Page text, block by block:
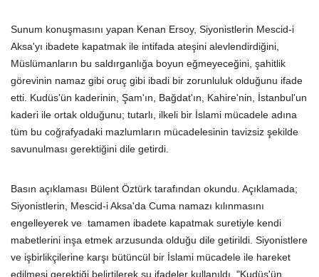
Sunum konuşmasını yapan Kenan Ersoy, Siyonistlerin Mescid-i
Aksa'yı ibadete kapatmak ile intifada ateşini alevlendirdiğini,
Müslümanların bu saldırganlığa boyun eğmeyeceğini, şahitlik
görevinin namaz gibi oruç gibi ibadi bir zorunluluk olduğunu ifade
etti. Kudüs'ün kaderinin, Şam'ın, Bağdat'ın, Kahire'nin, İstanbul'un
kaderi ile ortak olduğunu; tutarlı, ilkeli bir İslami mücadele adına
tüm bu coğrafyadaki mazlumların mücadelesinin tavizsiz şekilde
savunulması gerektiğini dile getirdi.
Basın açıklaması Bülent Öztürk tarafından okundu. Açıklamada;
Siyonistlerin, Mescid-i Aksa'da Cuma namazı kılınmasını
engelleyerek ve tamamen ibadete kapatmak suretiyle kendi
mabetlerini inşa etmek arzusunda olduğu dile getirildi. Siyonistlere
ve işbirlikçilerine karşı bütüncül bir İslami mücadele ile hareket
edilmesi gerektiği belirtilerek şu ifadeler kullanıldı. "Kudüs'ün